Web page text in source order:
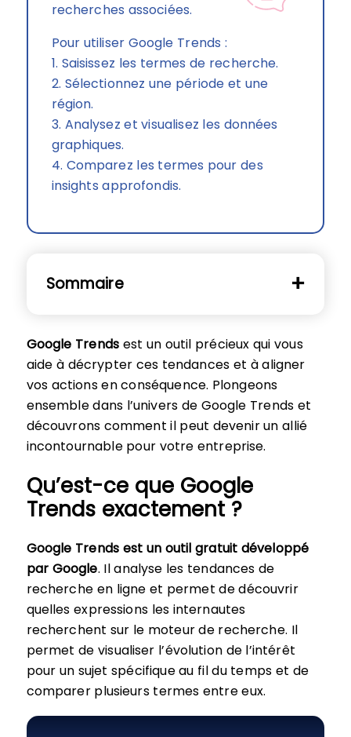
recherches associées.
Pour utiliser Google Trends :
1. Saisissez les termes de recherche.
2. Sélectionnez une période et une
région.
3. Analysez et visualisez les données
graphiques.
4. Comparez les termes pour des
insights approfondis.
Sommaire
Google Trends est un outil précieux qui vous
aide à décrypter ces tendances et à aligner
vos actions en conséquence. Plongeons
ensemble dans l’univers de Google Trends et
découvrons comment il peut devenir un allié
incontournable pour votre entreprise.
Qu’est-ce que Google
Trends exactement ?
Google Trends est un outil gratuit développé
par Google. Il analyse les tendances de
recherche en ligne et permet de découvrir
quelles expressions les internautes
recherchent sur le moteur de recherche. Il
permet de visualiser l’évolution de l’intérêt
pour un sujet spécifique au fil du temps et de
comparer plusieurs termes entre eux.